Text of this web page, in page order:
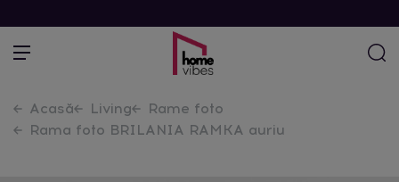
Acasă Living
Rame foto
Rama foto BRILANIA RAMKA auriu